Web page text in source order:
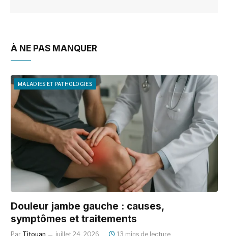
À NE PAS MANQUER
MALADIES ET PATHOLOGIES
Douleur jambe gauche : causes,
symptômes et traitements
Par Titouan juillet 24, 2026 13 mins de lecture